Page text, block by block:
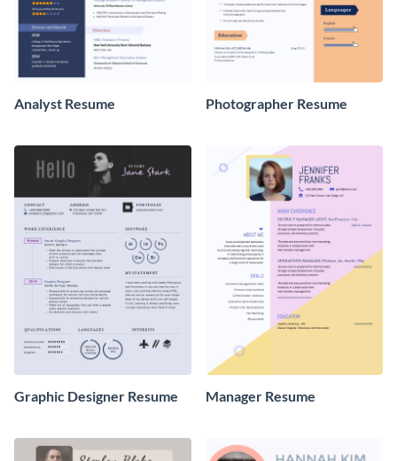
Analyst Resume Photographer Resume
Graphic Designer Resume Manager Resume